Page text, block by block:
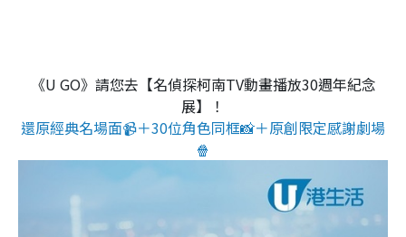
《U GO》請您去【名偵探柯南TV動畫播放30週年紀念
展】！
還原經典名場面📹＋30位角色同框📸＋原創限定感謝劇場
🍿